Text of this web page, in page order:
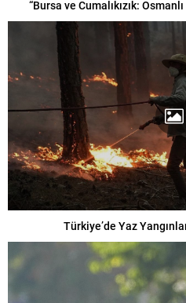
“Bursa ve Cumalıkızık:
Türkiye’de Yaz